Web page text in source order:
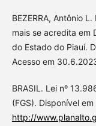
BEZERRA, Antônio
mais se acredita em
do Estado do Piauí.
Acesso em
BRASIL. Lei nº
(FGS). Disponível em
http://